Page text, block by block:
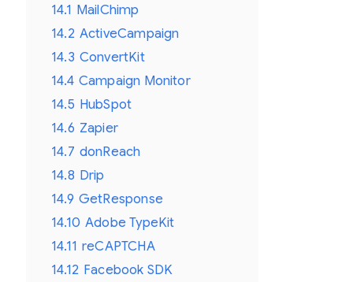
14.1 MailChimp
14.2 ActiveCampaign
14.3 ConvertKit
14.4 Campaign Monitor
14.5 HubSpot
14.6 Zapier
14.7 donReach
14.8 Drip
14.9 GetResponse
14.10 Adobe TypeKit
14.11 reCAPTCHA
14.12 Facebook SDK